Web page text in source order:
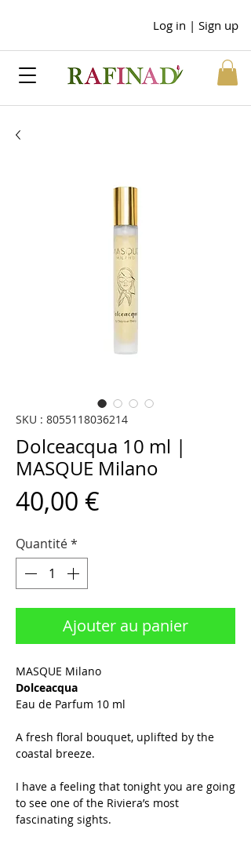
Log in | Sign up
SKU : 8055118036214
Dolceacqua 10 ml |
MASQUE Milano
40,00 €
Quantité*
Ajouter au panier
MASQUE Milano
Dolceacqua
Eau de Parfum 10 ml
A fresh floral bouquet, uplifted by the
coastal breeze.
I have a feeling that tonight you are going
to see one of the Riviera’s most
fascinating sights.